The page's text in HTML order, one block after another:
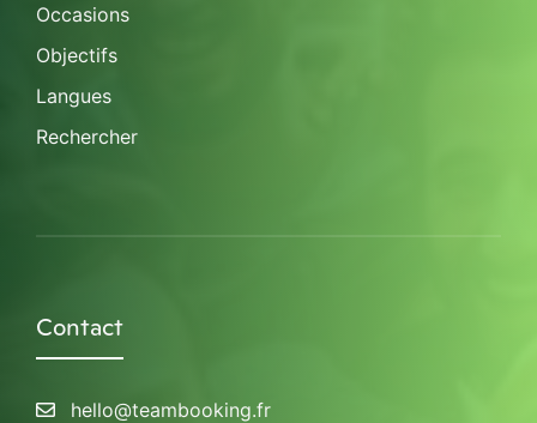
Occasions
Objectifs
Langues
Rechercher
Contact
hello@teambooking.fr